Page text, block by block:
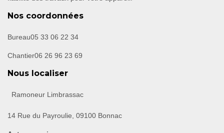
Nos coordonnées
Bureau05 33 06 22 34
Chantier06 26 96 23 69
Nous localiser
Ramoneur Limbrassac
14 Rue du Payroulie, 09100 Bonnac